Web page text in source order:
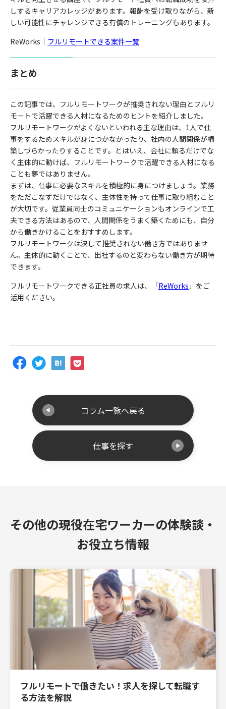
しするキャリアカレッジがあります。報酬を受け取りながら、新
しい可能性にチャレンジできる有償のトレーニングもあります。
ReWorks｜ フルリモートできる案件一覧
まとめ
この記事では、フルリモートワークが推奨されない理由とフルリ
モートで活躍できる人材になるためのヒントを紹介しました。
フルリモートワークがよくないといわれる主な理由は、1人で仕
事をするためスキルが身につかなかったり、社内の人間関係が構
築しづらかったりすることです。とはいえ、会社に頼るだけでな
く主体的に動けば、フルリモートワークで活躍できる人材になる
ことも夢ではありません。
まずは、仕事に必要なスキルを積極的に身につけましょう。業務
をただこなすだけではなく、主体性を持って仕事に取り組むこと
が大切です。従業員同士のコミュニケーションもオンラインで工
夫できる方法はあるので、人間関係をうまく築くためにも、自分
から働きかけることをおすすめします。
フルリモートワークは決して推奨されない働き方ではありませ
ん。主体的に動くことで、出社するのと変わらない働き方が期待
できます。
フルリモートワークできる正社員の求人は、「ReWorks 」をご
活用ください。
コラム一覧へ戻る
仕事を探す
その他の現役在宅ワーカーの体験談・
お役立ち情報
フルリモートで働きたい！求人を探して転職す
る方法を解説